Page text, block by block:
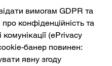
вимогам GDPR та
конфіденційність та
комунікації (ePrivacy
банер повинен:
явну згоду